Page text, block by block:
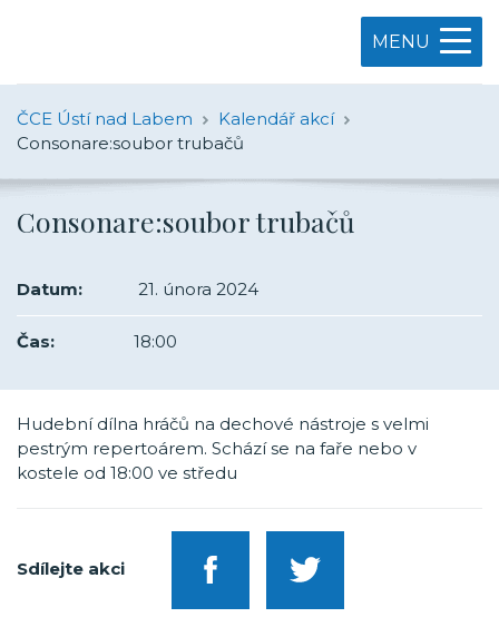
MENU
ČCE Ústí nad Labem
Kalendář akcí
Consonare:soubor trubačů
Consonare:soubor trubačů
Datum: 21. února 2024
Čas: 18:00
Hudební dílna hráčů na dechové nástroje s velmi
pestrým repertoárem. Schází se na faře nebo v
kostele od 18:00 ve středu
Sdílejte akci